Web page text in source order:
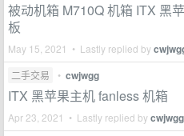
被动机箱 M710Q 机箱 ITX 黑
板
May 15, 2021 • Lastly replied by
二手交易 • cwjwgg
ITX 黑苹果主机 fanless 机箱
Apr 23, 2021 • Lastly replied bycwjwgg